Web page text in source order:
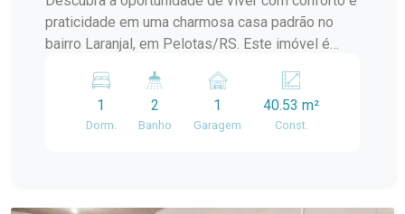
praticidade em uma charmosa casa padrão no
bairro Laranjal, em Pelotas/RS. Este imóvel é
bem localizado. A casa conta com amplos
ambientes, proporcionando uma ótima circulação
e iluminação natural. A sala de estar é perfeita
1
Dorm.
2
Banho
1
Garagem
40.53 m²
Const.